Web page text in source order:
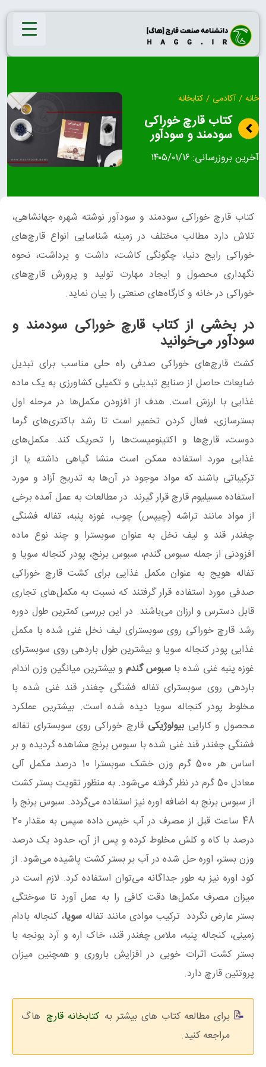
Skip
content
خانه / آکادمی / کتابخانه
کتاب قارچ خوراکی
سودمند و سودآور
آخرین بروزرسانی: ۱۴۰۵/۰۱/۱۶
کتاب قارچ خوراکی سودمند و سودآور نوشته شهره جهانشاهی،
تلاش دارد مطالب مختلف در زمینه شناسایی انواع قارچ‌های
خوراکی رایج دنیا، چگونگی کاشت، داشت و برداشت، نحوه
نگهداری محصول و ایجاد مهارت تولید و پرورش قارچ‌های
خوراکی در خانه و کارگاه‌های صنعتی را بیان نماید.
در بخشی از کتاب قارچ خوراکی سودمند و
سودآور می‌خوانید
کشت قارچ‌های خوراکی صدفی راه‌ حلی مناسب برای تبدیل
ضایعات حاصل از صنایع تبدیلی و تکمیلی کشاورزی به یک ماده
غذایی با ارزش است. هدف از افزودن مکمل‌ها در مرحله اول
بسترسازی، فعال کردن تخمیر است تا رشد باکتری‌های گرما
دوست، قارچ‌ها و اکتینومیست‌ها را تحریک کند. مکمل‌های
غذایی مورد استفاده ممکن است منشا گیاهی داشته یا از
ترکیباتی باشند که مواد موجود در آن‌ها به تدریج آزاد و مورد
استفاده مسیلیوم قارچ قرار گیرند. در مطالعات به عمل آمده برخی
از مواد مانند تراشه (چیپس) چوب، غوزه پنبه، تفاله فشنگی
چغندر قند و لیف نخل به عنوان سوبسترا و چند نوع ماده
افزودنی از جمله سبوس گندم، سبوس برنج، پودر کنجاله سویا و
تفاله هویج به عنوان مکمل غذایی برای کشت قارچ خوراکی
صدفی مورد استفاده قرار گرفتند که نسبت به مکمل‌های تجاری
قابل دسترس و ارزان می‌باشند. در این بررسی کمترین طول دوره
رشد قارچ خوراکی روی سوبسترای لیف نخل غنی شده با مکمل
غذایی پودر کنجاله سویا و بیشترین طول باردهی روی سوبسترای
غوزه پنبه غنی شده با سبوس گندم و بیشترین میانگین وزن اندام
باردهی روی سوبسترای تفاله فشنگی چغندر قند غنی شده با
مخلوط پودر کنجاله سویا دیده شده است. بیشترین عملکرد
محصول و کارایی بیولوژیکی قارچ خوراکی روی سوبسترای تفاله
فشنگی چغندر قند غنی شده با سبوس برنج مشاهده گردیده و بر
اساس هر 500 گرم وزن خشک سوبسترا 10 درصد مکمل آلی
معادل 50 گرم در نظر گرفته می‌شود. به منظور تقویت بستر کشت
از سبوس برنج به اضافه اوره نیز استفاده می‌گردد. سبوس برنج را
48 ساعت قبل از مصرف در آب خیس داده سپس به مقدار 20
درصد با کاه و کلش مخلوط کرده و پس از آن، حدود یک درصد
وزن بستر، اوره حل شده در آب بر بستر کشت پاشیده می‌شود. از
کود اوره نیز به طور جداگانه می‌توان استفاده کرد. لازم است در
میزان مصرف مکمل‌ها دقت کافی را به عمل آورد تا سوختگی
بستر عارض نگردد. ترکیب موادی مانند تفاله سویا، کنجاله بادام
زمینی، کنجاله پنبه، ملاس چغندر قند، خاک اره و آرد یونجه با
بستر کشت اثرات خوبی در افزایش باروری و همچنین میزان
پروتئین قارچ دارد.
برای مطالعه کتاب های بیشتر به کتابخانه قارچ هاگ
مراجعه کنید.